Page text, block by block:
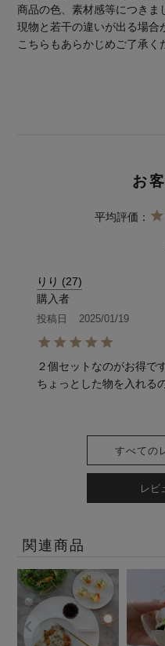
商品の色、素材感等につきま
現物と若干の違いが出る場合
こちらもあらかじめご了承く
りり
27
購入者
投稿日 2025/01/19
２個セットなのがお得で
ちょっとした物を入れる
すべての
レビ
関連商品